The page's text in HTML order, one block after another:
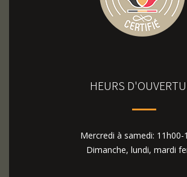
HEURS
Mercredi à samedi: 11h00-
Dimanche, lundi, mardi